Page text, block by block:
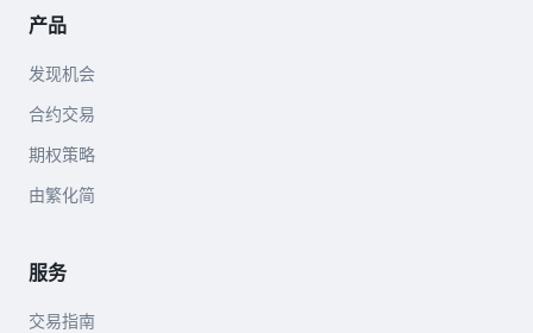
产品
发现机会
合约交易
期权策略
由繁化简
服务
交易指南